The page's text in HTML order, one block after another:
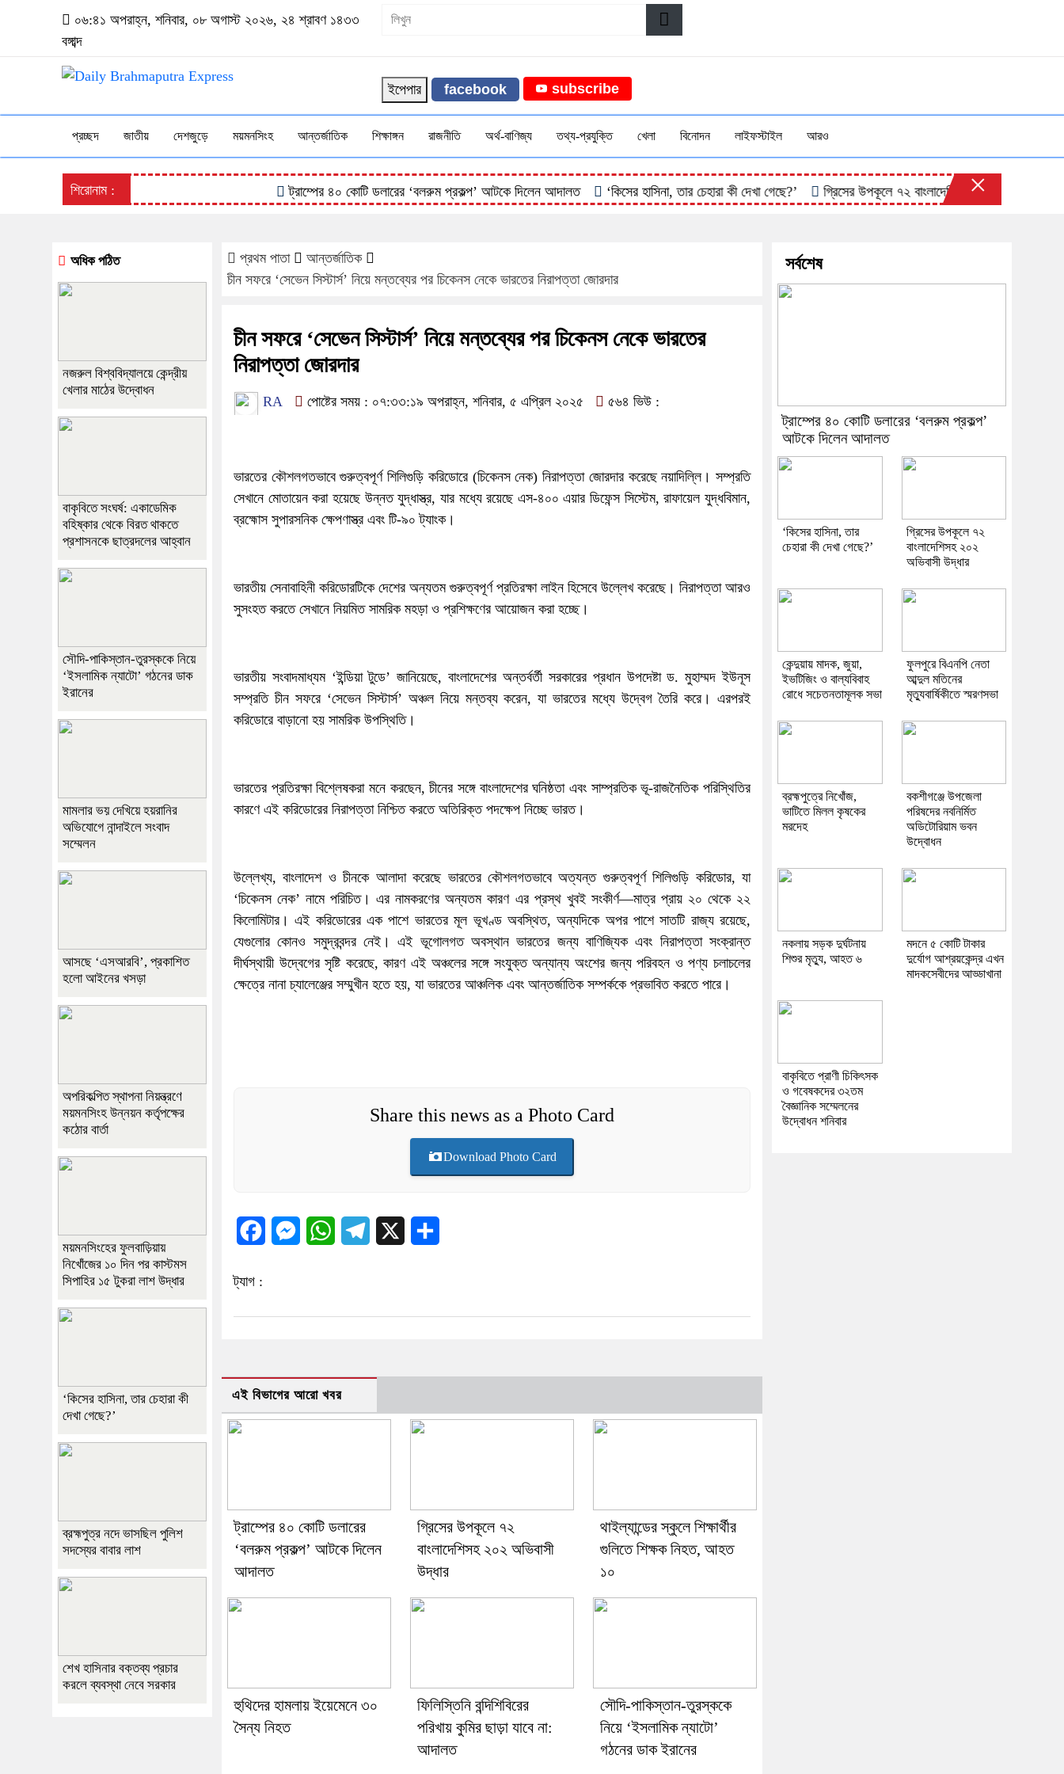
০৬:৪১ অপরাহ্ন, শনিবার, ০৮ অগাস্ট ২০২৬, ২৪ শ্রাবণ ১৪৩৩
বঙ্গাব্দ
ইপেপার facebook subscribe
প্রচ্ছদ জাতীয় দেশজুড়ে ময়মনসিংহ আন্তর্জাতিক শিক্ষাঙ্গন রাজনীতি অর্থ-বাণিজ্য তথ্য-প্রযুক্তি খেলা বিনোদন লাইফস্টাইল আরও
শিরোনাম : ট্রাম্পের ৪০ কোটি ডলারের ‘বলরুম প্রকল্প’ আটকে দিলেন আদালত ‘কিসের হাসিনা, তার চেহারা কী দেখা গেছে?’ গ্রিসের উপকূলে ৭২ বাংলাদেশিসহ ২০২ অভিবাসী উদ্ধার
×
প্রথম পাতা
আন্তর্জাতিক
চীন সফরে ‘সেভেন সিস্টার্স’ নিয়ে মন্তব্যের পর চিকেনস নেকে ভারতের নিরাপত্তা জোরদার
চীন সফরে ‘সেভেন সিস্টার্স’ নিয়ে মন্তব্যের পর চিকেনস নেকে ভারতের
নিরাপত্তা জোরদার
RA পোষ্টের সময় : ০৭:৩৩:১৯ অপরাহ্ন, শনিবার, ৫ এপ্রিল ২০২৫ ৫৬৪ ভিউ :
ভারতের কৌশলগতভাবে গুরুত্বপূর্ণ শিলিগুড়ি করিডোরে (চিকেনস নেক) নিরাপত্তা জোরদার করেছে নয়াদিল্লি। সম্প্রতি
সেখানে মোতায়েন করা হয়েছে উন্নত যুদ্ধাস্ত্র, যার মধ্যে রয়েছে এস-৪০০ এয়ার ডিফেন্স সিস্টেম, রাফায়েল যুদ্ধবিমান,
ব্রহ্মোস সুপারসনিক ক্ষেপণাস্ত্র এবং টি-৯০ ট্যাংক।
ভারতীয় সেনাবাহিনী করিডোরটিকে দেশের অন্যতম গুরুত্বপূর্ণ প্রতিরক্ষা লাইন হিসেবে উল্লেখ করেছে। নিরাপত্তা আরও
সুসংহত করতে সেখানে নিয়মিত সামরিক মহড়া ও প্রশিক্ষণের আয়োজন করা হচ্ছে।
ভারতীয় সংবাদমাধ্যম ‘ইন্ডিয়া টুডে’ জানিয়েছে, বাংলাদেশের অন্তর্বর্তী সরকারের প্রধান উপদেষ্টা ড. মুহাম্মদ ইউনূস
সম্প্রতি চীন সফরে ‘সেভেন সিস্টার্স’ অঞ্চল নিয়ে মন্তব্য করেন, যা ভারতের মধ্যে উদ্বেগ তৈরি করে। এরপরই
করিডোরে বাড়ানো হয় সামরিক উপস্থিতি।
ভারতের প্রতিরক্ষা বিশ্লেষকরা মনে করছেন, চীনের সঙ্গে বাংলাদেশের ঘনিষ্ঠতা এবং সাম্প্রতিক ভূ-রাজনৈতিক পরিস্থিতির
কারণে এই করিডোরের নিরাপত্তা নিশ্চিত করতে অতিরিক্ত পদক্ষেপ নিচ্ছে ভারত।
উল্লেখ্য, বাংলাদেশ ও চীনকে আলাদা করেছে ভারতের কৌশলগতভাবে অত্যন্ত গুরুত্বপূর্ণ শিলিগুড়ি করিডোর, যা
‘চিকেনস নেক’ নামে পরিচিত। এর নামকরণের অন্যতম কারণ এর প্রস্থ খুবই সংকীর্ণ—মাত্র প্রায় ২০ থেকে ২২
কিলোমিটার। এই করিডোরের এক পাশে ভারতের মূল ভূখণ্ড অবস্থিত, অন্যদিকে অপর পাশে সাতটি রাজ্য রয়েছে,
যেগুলোর কোনও সমুদ্রবন্দর নেই। এই ভূগোলগত অবস্থান ভারতের জন্য বাণিজ্যিক এবং নিরাপত্তা সংক্রান্ত
দীর্ঘস্থায়ী উদ্বেগের সৃষ্টি করেছে, কারণ এই অঞ্চলের সঙ্গে সংযুক্ত অন্যান্য অংশের জন্য পরিবহন ও পণ্য চলাচলের
ক্ষেত্রে নানা চ্যালেঞ্জের সম্মুখীন হতে হয়, যা ভারতের আঞ্চলিক এবং আন্তর্জাতিক সম্পর্ককে প্রভাবিত করতে পারে।
Share this news as a Photo Card
Download Photo Card
FacebookMessengerWhatsAppTelegram
ট্যাগ :
এই বিভাগের আরো খবর
ট্রাম্পের ৪০ কোটি ডলারের
‘বলরুম প্রকল্প’ আটকে দিলেন
আদালত
গ্রিসের উপকূলে ৭২
বাংলাদেশিসহ ২০২ অভিবাসী
উদ্ধার
থাইল্যান্ডের স্কুলে শিক্ষার্থীর
গুলিতে শিক্ষক নিহত, আহত
১০
হুথিদের হামলায় ইয়েমেনে ৩০
সৈন্য নিহত
ফিলিস্তিনি বন্দিশিবিরের
পরিখায় কুমির ছাড়া যাবে না:
আদালত
সৌদি-পাকিস্তান-তুরস্ককে
নিয়ে ‘ইসলামিক ন্যাটো’
গঠনের ডাক ইরানের
অধিক পঠিত
নজরুল বিশ্ববিদ্যালয়ে কেন্দ্রীয়
খেলার মাঠের উদ্বোধন
বাকৃবিতে সংঘর্ষ: একাডেমিক
বহিষ্কার থেকে বিরত থাকতে
প্রশাসনকে ছাত্রদলের আহ্বান
সৌদি-পাকিস্তান-তুরস্ককে নিয়ে
‘ইসলামিক ন্যাটো’ গঠনের ডাক
ইরানের
মামলার ভয় দেখিয়ে হয়রানির
অভিযোগে নান্দাইলে সংবাদ
সম্মেলন
আসছে ‘এসআরবি’, প্রকাশিত
হলো আইনের খসড়া
অপরিকল্পিত স্থাপনা নিয়ন্ত্রণে
ময়মনসিংহ উন্নয়ন কর্তৃপক্ষের
কঠোর বার্তা
ময়মনসিংহের ফুলবাড়িয়ায়
নিখোঁজের ১০ দিন পর কাস্টমস
সিপাহির ১৫ টুকরা লাশ উদ্ধার
‘কিসের হাসিনা, তার চেহারা কী
দেখা গেছে?’
ব্রহ্মপুত্র নদে ভাসছিল পুলিশ
সদস্যের বাবার লাশ
শেখ হাসিনার বক্তব্য প্রচার
করলে ব্যবস্থা নেবে সরকার
সর্বশেষ
ট্রাম্পের ৪০ কোটি ডলারের ‘বলরুম প্রকল্প’
আটকে দিলেন আদালত
‘কিসের হাসিনা, তার
চেহারা কী দেখা গেছে?’
গ্রিসের উপকূলে ৭২
বাংলাদেশিসহ ২০২
অভিবাসী উদ্ধার
কেন্দুয়ায় মাদক, জুয়া,
ইভটিজিং ও বাল্যবিবাহ
রোধে সচেতনতামূলক সভা
ফুলপুরে বিএনপি নেতা
আব্দুল মতিনের
মৃত্যুবার্ষিকীতে স্মরণসভা
ব্রহ্মপুত্রে নিখোঁজ,
ভাটিতে মিলল কৃষকের
মরদেহ
বকশীগঞ্জে উপজেলা
পরিষদের নবনির্মিত
অডিটোরিয়াম ভবন
উদ্বোধন
নকলায় সড়ক দুর্ঘটনায়
শিশুর মৃত্যু, আহত ৬
মদনে ৫ কোটি টাকার
দুর্যোগ আশ্রয়কেন্দ্র এখন
মাদকসেবীদের আড্ডাখানা
বাকৃবিতে প্রাণী চিকিৎসক
ও গবেষকদের ৩২তম
বৈজ্ঞানিক সম্মেলনের
উদ্বোধন শনিবার